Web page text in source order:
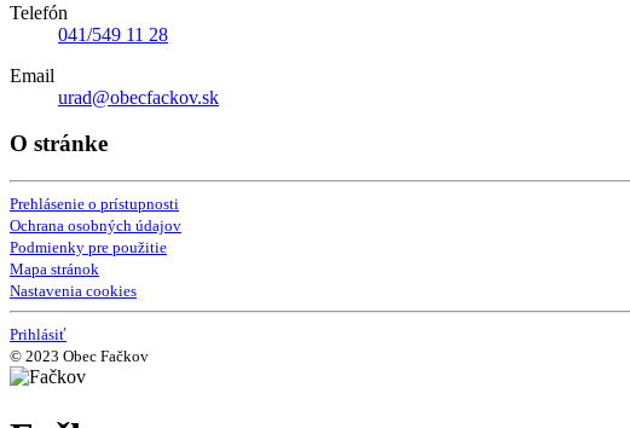
Telefón
041/549 11 28
Email
urad@obecfackov.sk
O stránke
Prehlásenie o prístupnosti
Ochrana osobných údajov
Podmienky pre použitie
Mapa stránok
Nastavenia cookies
Prihlásiť
© 2023 Obec Fačkov